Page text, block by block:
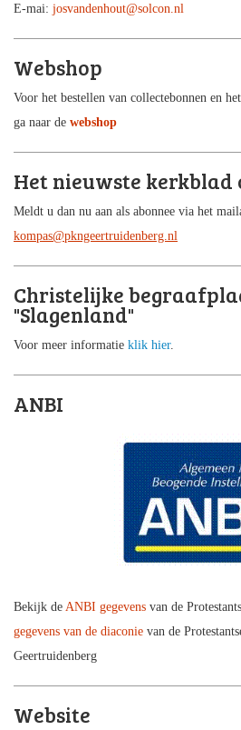
E-mai: josvandenhout@solcon.nl
Webshop
Voor het bestellen van collectebonnen en
ga naar de webshop
Het nieuwste kerkblad
Meldt u dan nu aan als abonnee via het
kompas@pkngeertruidenberg.nl
Christelijke
"Slagenland"
Voor meer informatie klik hier.
ANBI
Bekijk de ANBI gegevens van de
gegevens van de diaconie van de
Geertruidenberg
Website